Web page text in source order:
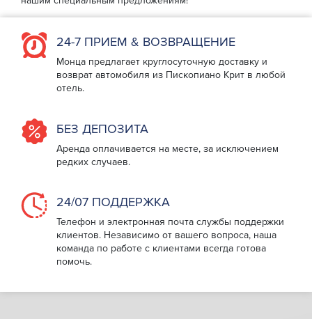
24-7 ПРИЕМ & ВОЗВРАЩЕНИЕ
Монца предлагает круглосуточную доставку и
возврат автомобиля из Пископиано Крит в любой
отель.
БЕЗ ДЕПОЗИТА
Аренда оплачивается на месте, за исключением
редких случаев.
24/07 ПОДДЕРЖКА
Телефон и электронная почта службы поддержки
клиентов. Независимо от вашего вопроса, наша
команда по работе с клиентами всегда готова
помочь.